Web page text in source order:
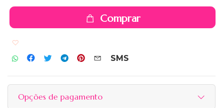
Comprar
SMS
Opções de pagamento